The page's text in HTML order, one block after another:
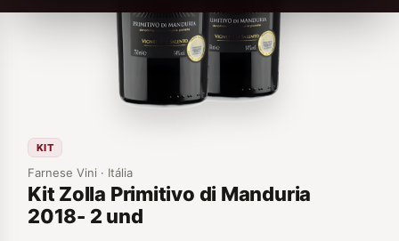
KIT
Farnese Vini · Itália
Kit Zolla Primitivo di Manduria
2018- 2 und